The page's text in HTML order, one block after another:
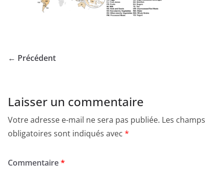
← Précédent
Laisser un commentaire
Votre adresse e-mail ne sera pas publiée. Les champs
obligatoires sont indiqués avec *
Commentaire*